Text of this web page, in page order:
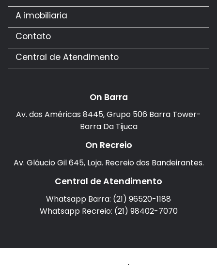
A imobiliaria
Contato
Central de Atendimento
On Barra
Av. das Américas 8445, Grupo 506 Barra Tower-
Barra Da Tijuca
On Recreio
Av. Gláucio Gil 645, Loja. Recreio dos Bandeirantes.
Central de Atendimento
Whatsapp Barra: (21) 96520-1188
Whatsapp Recreio: (21) 98402-7070